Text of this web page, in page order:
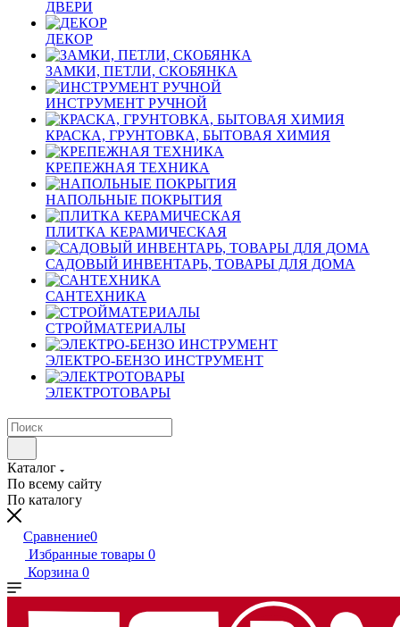
ДВЕРИ
ДЕКОР
ЗАМКИ, ПЕТЛИ, СКОБЯНКА
ИНСТРУМЕНТ РУЧНОЙ
КРАСКА, ГРУНТОВКА, БЫТОВАЯ ХИМИЯ
КРЕПЕЖНАЯ ТЕХНИКА
НАПОЛЬНЫЕ ПОКРЫТИЯ
ПЛИТКА КЕРАМИЧЕСКАЯ
САДОВЫЙ ИНВЕНТАРЬ, ТОВАРЫ ДЛЯ ДОМА
САНТЕХНИКА
СТРОЙМАТЕРИАЛЫ
ЭЛЕКТРО-БЕНЗО ИНСТРУМЕНТ
ЭЛЕКТРОТОВАРЫ
Каталог
По всему сайту
По каталогу
Сравнение0
Избранные товары 0
Корзина 0